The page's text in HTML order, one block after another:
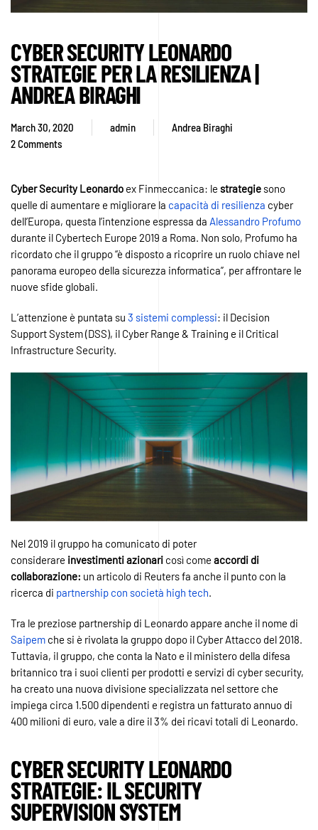
CYBER SECURITY LEONARDO
STRATEGIE PER LA RESILIENZA |
ANDREA BIRAGHI
March 30, 2020 admin
Andrea Biraghi
2 Comments
on
Security
Leonardo
strategie
per
la
Biraghi
CyberSecurity Leonardo ex Finmeccanica: le strategie sono
quelle di aumentare e migliorare la capacità di resilienza cyber
dell’Europa, questa l’intenzione espressa da Alessandro Profumo
durante il Cybertech Europe 2019 a Roma. Non solo, Profumo ha
ricordato che il gruppo “è disposto a ricoprire un ruolo chiave nel
panorama europeo della sicurezza informatica”, per affrontare le
nuove sfide globali.
L’attenzione è puntata su 3 sistemi complessi: il Decision
Support System (DSS), il Cyber Range & Training e il Critical
Infrastructure Security.
Nel 2019 il gruppo ha comunicato di poter
considerare investimenti azionari così come accordi di
collaborazione: un articolo di Reuters fa anche il punto con la
ricerca di partnership con società high tech.
Tra le preziose partnership di Leonardo appare anche il nome di
Saipem che si è rivolata la gruppo dopo il Cyber Attacco del 2018.
Tuttavia, il gruppo, che conta la Nato e il ministero della difesa
britannico tra i suoi clienti per prodotti e servizi di cyber security,
ha creato una nuova divisione specializzata nel settore che
impiega circa 1.500 dipendenti e registra un fatturato annuo di
400 milioni di euro, vale a dire il 3% dei ricavi totali di Leonardo.
CYBER SECURITY LEONARDO
STRATEGIE: IL SECURITY
SUPERVISION SYSTEM